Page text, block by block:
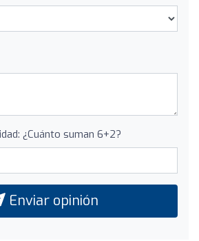
¿Cuánto suman 6+2?
Enviar opinión